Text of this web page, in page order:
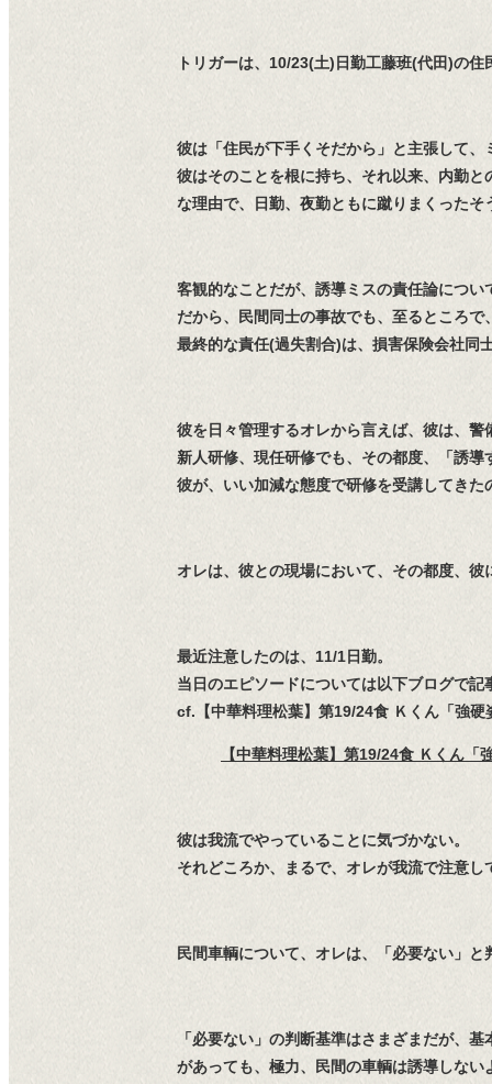
トリガーは、10/23(土)日勤工藤班(代田)の住
彼は「住民が下手くそだから」と主張して
彼はそのことを根に持ち、それ以来、内勤
な理由で、日勤、夜勤ともに蹴りまくったそ
客観的なことだが、誘導ミスの責任論につ
だから、民間同士の事故でも、至るところで
最終的な責任(過失割合)は、損害保険会社同
彼を日々管理するオレから言えば、彼は、
新人研修、現任研修でも、その都度、「誘
彼が、いい加減な態度で研修を受講してき
オレは、彼との現場において、その都度、
最近注意したのは、11/1日勤。
当日のエピソードについては以下ブログで記
cf.【中華料理松葉】第19/24食 Ｋくん「強
【中華料理松葉】第19/24食 Ｋくん
彼は我流でやっていることに気づかない。
それどころか、まるで、オレが我流で注意
民間車輌について、オレは、「必要ない」
「必要ない」の判断基準はさまざまだが、
があっても、極力、民間の車輌は誘導しない